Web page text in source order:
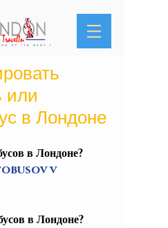
или
в Лондоне
в Лондоне?
v
в Лондоне?